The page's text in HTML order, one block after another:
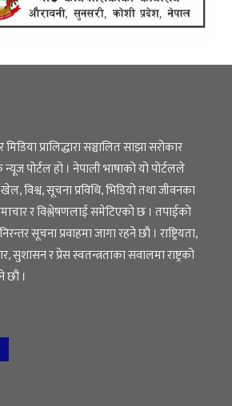
प्रालिद्धारा सञ्चालित साझा सरोकार
पोर्टल हो । नेपाली भाषाको यो पोर्टलले
विश्व, सूचना प्रविधि, भिडियो तथा जीवनका
र विश्लेषणलाई समेटिएको छ । तपाईको
सूचना प्रवाहमा जागा रहने छौ । राष्ट्रियता,
सुशासन र प्रेस स्वतन्त्रताका सवालमा राष्ट्रको
छौ ।